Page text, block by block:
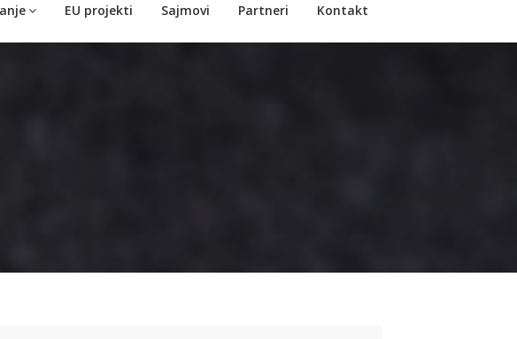
EU projekti Sajmovi Partneri Kontakt